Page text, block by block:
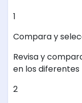
1
Compara y
Revisa y
en los diferentes
2